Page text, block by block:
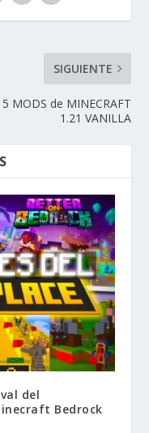
SIGUIENTE
MODS de MINECRAFT
1.21 VANILLA
del
Bedrock